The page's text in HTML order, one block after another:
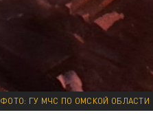
ФОТО: ГУ МЧС ПО ОМСКОЙ ОБЛАСТИ